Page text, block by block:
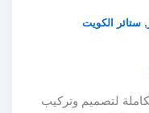
الكويت
لتصميم وتركيب